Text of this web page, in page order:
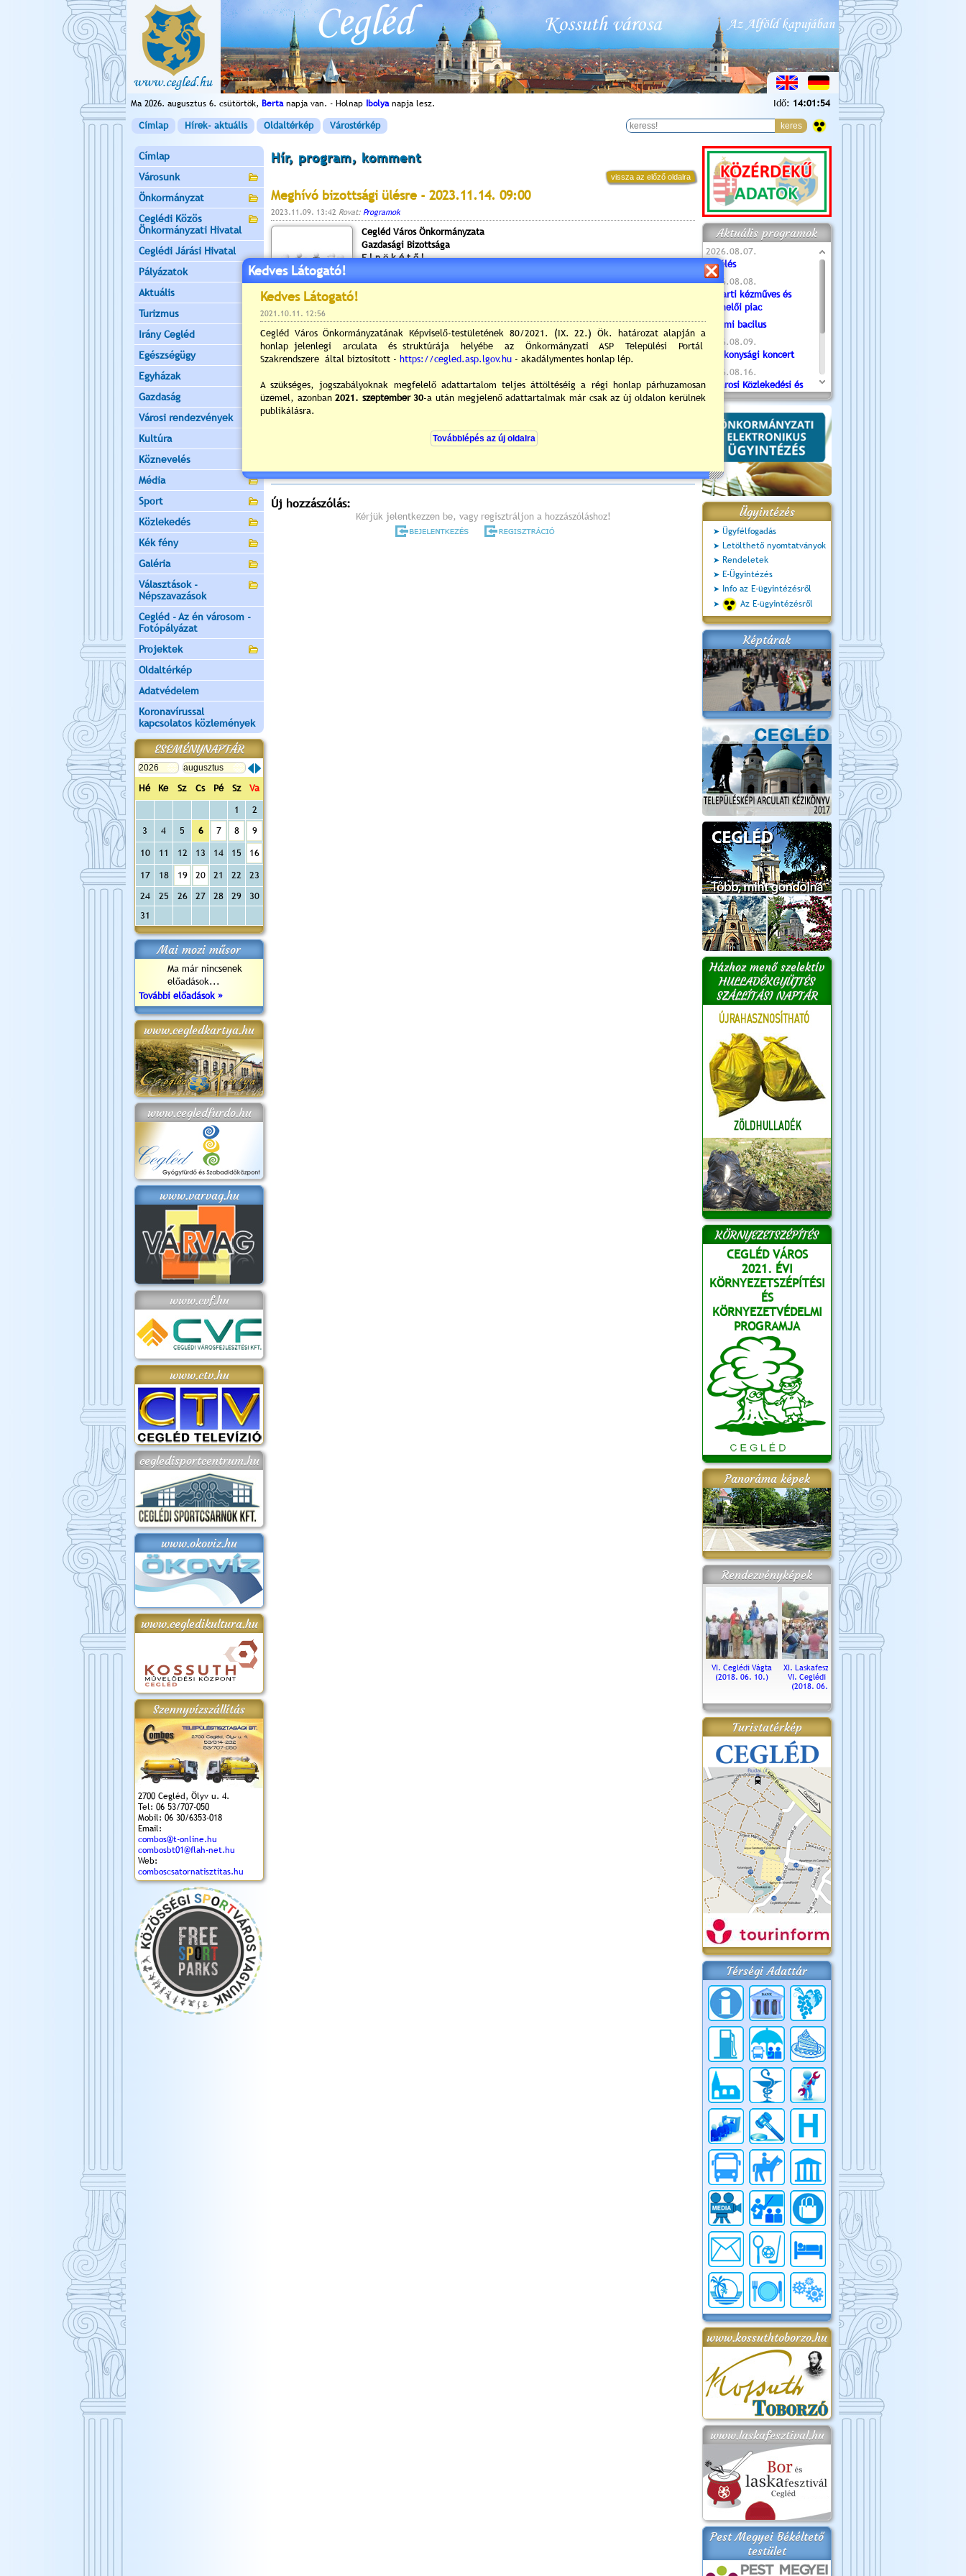
Ma 2026. augusztus 6. csütörtök, Bertanapja van. - Holnap Ibolyanapja lesz. Idő: 14:01:55
Címlap Hírek- aktuális Oldaltérkép Várostérkép
Címlap
Városunk
Önkormányzat
Ceglédi Közös
Önkormányzati Hivatal
Ceglédi Járási Hivatal
Pályázatok
Aktuális
Turizmus
Irány Cegléd
Egészségügy
Egyházak
Gazdaság
Városi rendezvények
Kultúra
Köznevelés
Média
Sport
Közlekedés
Kék fény
Galéria
Választások -
Népszavazások
Cegléd - Az én városom -
Fotópályázat
Projektek
Oldaltérkép
Adatvédelem
Koronavírussal
kapcsolatos közlemények
ESEMÉNYNAPTÁR
Hé Ke Sz Cs Pé Sz
Va
1
2
3
4 5 6 7 8 9
10 11 12 13 14 15 16
17 18 19 20 21 22
23
24
25 26 27 28 29
30
31
Mai mozi műsor
Ma már nincsenek
előadások...
További előadások »
www.cegledkartya.hu
www.cegledfurdo.hu
www.varvag.hu
www.cvf.hu
www.ctv.hu
cegledisportcentrum.hu
www.okoviz.hu
www.cegledikultura.hu
Szennyvízszállítás
2700 Cegléd, Ölyv u. 4.
Tel: 06 53/707-050
Mobil: 06 30/6353-018
Email:
combos@t-online.hu
combosbt01@flah-net.hu
Web:
comboscsatornatisztitas.hu
Hír, program, komment
vissza az előző oldalra
Meghívó bizottsági ülésre - 2023.11.14. 09:00
2023.11.09. 13:42 Rovat: Programok
Cegléd Város Önkormányzata
Gazdasági Bizottsága
E l n ö k é t ő l
ülést tart, melyre tisztelettel meghívom.
Helyszín: Városháza I. emeleti kistanácskozó terme
2700 Cegléd, Kossuth tér. 1.
Napirend (részletes meghívó) »
Nyilvános előterjesztések és tájékoztatók »
Új hozzászólás:
Kérjük jelentkezzen be, vagy regisztráljon a hozzászóláshoz!
Aktuális programok
2026.08.07.
Túlélés
2026.08.08.
Tóparti kézműves és
termelői piac
Valami bacilus
2026.08.09.
Jótékonysági koncert
2026.08.16.
Újvárosi Közlekedési és
Sportnap
2026.08.19.
Ceglédi fotóklub kiállítás
2026.08.20.
Szent István Ünnepe
Ügyintézés
Ügyfélfogadás
Letölthető nyomtatványok
Rendeletek
E-Ügyintézés
Info az E-ügyintézésről
Az E-ügyintézésről
Képtárak
Házhoz menő szelektív
HULLADÉKGYŰJTÉS
SZÁLLÍTÁSI NAPTÁR
KÖRNYEZETSZÉPÍTÉS
CEGLÉD VÁROS
2021. ÉVI
KÖRNYEZETSZÉPÍTÉSI
ÉS
KÖRNYEZETVÉDELMI
PROGRAMJA
Panoráma képek
Rendezvényképek
VI. Ceglédi Vágta
(2018. 06. 10.)
XI. Laskafesztivál és
VI. Ceglédi Vágta
(2018. 06. 10.)
Városnapok 2018.
Kossuth Toborzó
Ünnepély
Szent István Ünnepe
(2017. 08. 20.)
Turistatérkép
Térségi Adattár
www.kossuthtoborzo.hu
www.laskafesztival.hu
Pest Megyei Békéltető
testület
Kedves Látogató!